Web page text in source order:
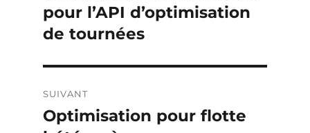
l’article
précédente :
pour l’API d’optimisation
de tournées
SUIVANT
Publication
Optimisation pour flotte